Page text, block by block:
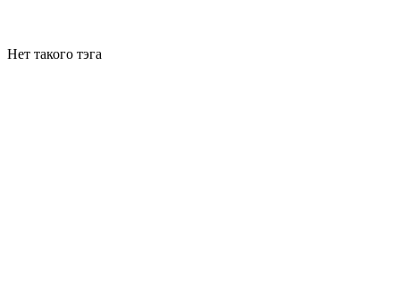
Нет такого тэга